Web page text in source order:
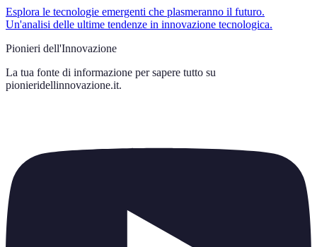
Esplora le tecnologie emergenti che plasmeranno il futuro.
Un'analisi delle ultime tendenze in innovazione tecnologica.
Pionieri dell'Innovazione
La tua fonte di informazione per sapere tutto su
pionieridellinnovazione.it.